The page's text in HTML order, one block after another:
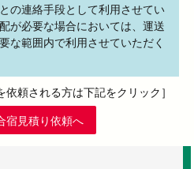
の連絡手段として利用させてい
が必要な場合においては、運送
な範囲内で利用させていただく
依頼される方は下記をクリック］
宿見積り依頼へ